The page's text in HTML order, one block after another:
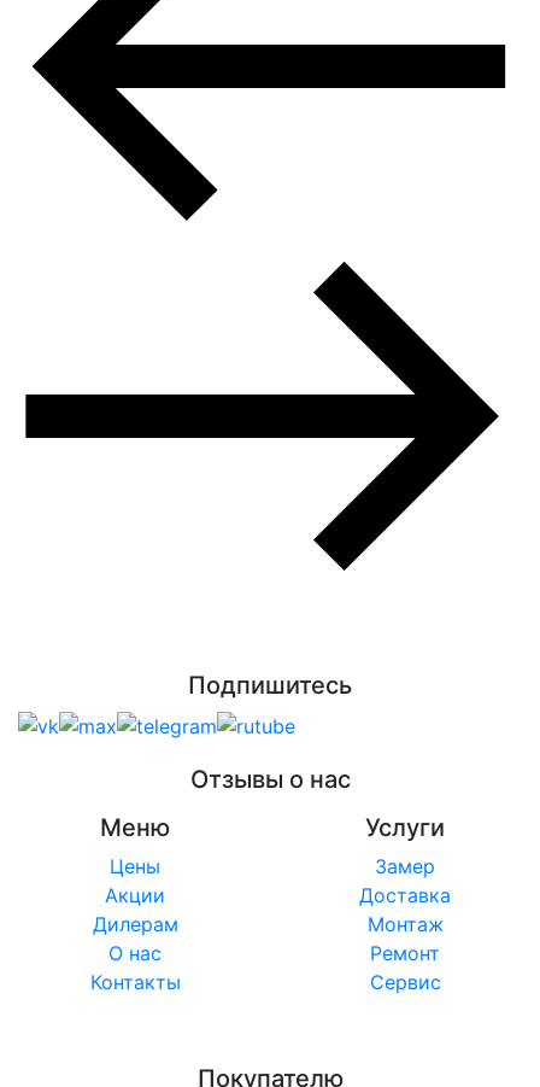
Подпишитесь
Отзывы о нас
Меню
Цены
Акции
Дилерам
О нас
Контакты
Услуги
Замер
Доставка
Монтаж
Ремонт
Сервис
Покупателю